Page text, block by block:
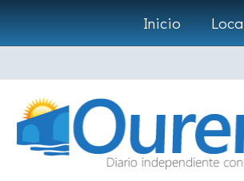
Ir
al
contenido
Inicio